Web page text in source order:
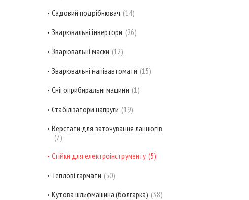
Садовий подрібнювач 14
Зварювальні інвертори 26
Зварювальні маски 12
Зварювальні напівавтомати 15
Снігоприбиральні машини 1
Стабілізатори напруги 19
Верстати для заточування ланцюгів
7
Стійки для електроінструменту 5
Теплові гармати 50
Кутова шлифмашина (болгарка) 38